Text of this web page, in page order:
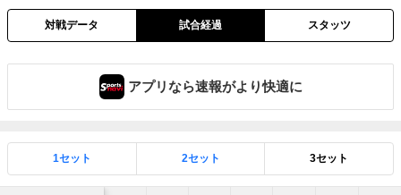
対戦データ 試合経過 スタッツ
アプリなら速報がより快適に
1セット 2セット 3セット